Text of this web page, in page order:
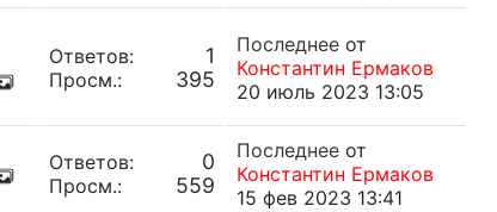
Ответов: 1
Просм.: 395
Последнее от
Константин Ермаков
20 июль 2023 13:05
Ответов: 0
Просм.: 559
Последнее от
Константин Ермаков
15 фев 2023 13:41